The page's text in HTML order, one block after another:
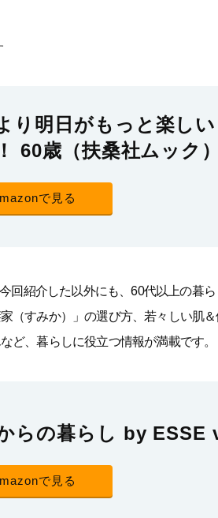
り明日がもっと楽し
60歳（扶桑社ムック）
で見る
回紹介した以外にも、60代以上の暮
（すみか）」の選び方、若々しい肌
ど、暮らしに役立つ情報が満載です。
らの暮らし by ESSE
で見る